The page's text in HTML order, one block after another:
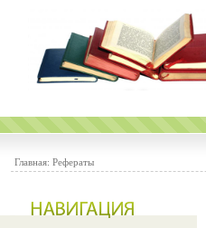
Главная: Рефераты